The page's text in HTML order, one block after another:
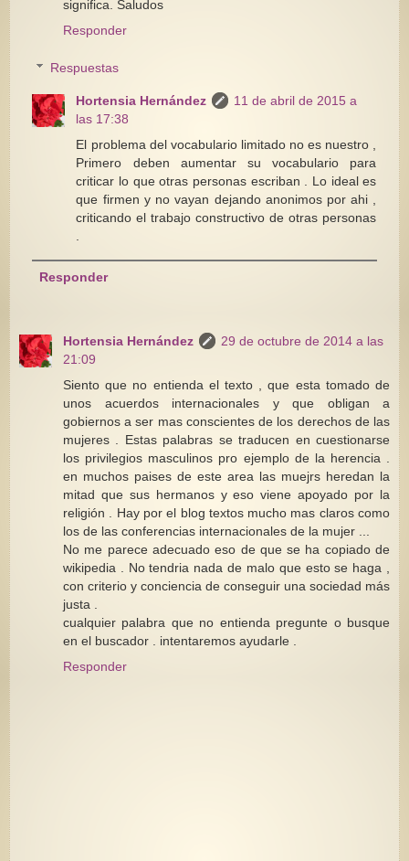
significa. Saludos
Responder
Respuestas
Hortensia Hernández
11 de abril de 2015 a
las 17:38
El problema del vocabulario limitado no es nuestro ,
Primero deben aumentar su vocabulario para
criticar lo que otras personas escriban . Lo ideal es
que firmen y no vayan dejando anonimos por ahi ,
criticando el trabajo constructivo de otras personas
.
Responder
Hortensia Hernández
29 de octubre de 2014 a las
21:09
Siento que no entienda el texto , que esta tomado de
unos acuerdos internacionales y que obligan a
gobiernos a ser mas conscientes de los derechos de las
mujeres . Estas palabras se traducen en cuestionarse
los privilegios masculinos pro ejemplo de la herencia .
en muchos paises de este area las muejrs heredan la
mitad que sus hermanos y eso viene apoyado por la
religión . Hay por el blog textos mucho mas claros como
los de las conferencias internacionales de la mujer ...
No me parece adecuado eso de que se ha copiado de
wikipedia . No tendria nada de malo que esto se haga ,
con criterio y conciencia de conseguir una sociedad más
justa .
cualquier palabra que no entienda pregunte o busque
en el buscador . intentaremos ayudarle .
Responder